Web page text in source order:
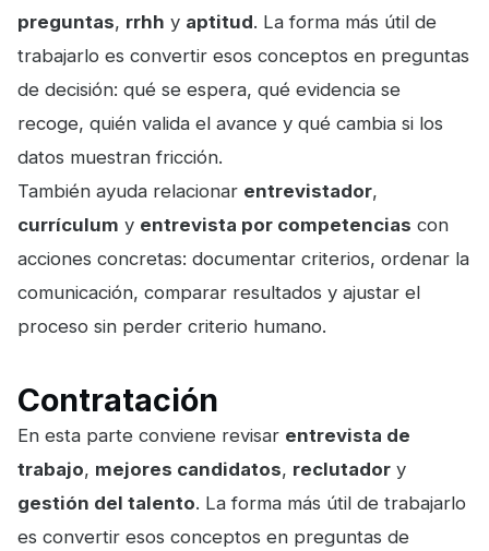
preguntas, rrhh y aptitud. La forma más útil de
trabajarlo es convertir esos conceptos en preguntas
de decisión: qué se espera, qué evidencia se
recoge, quién valida el avance y qué cambia si los
datos muestran fricción.
También ayuda relacionar entrevistador,
currículum y entrevista por competencias con
acciones concretas: documentar criterios, ordenar la
comunicación, comparar resultados y ajustar el
proceso sin perder criterio humano.
Contratación
En esta parte conviene revisar entrevista de
trabajo, mejores candidatos, reclutador y
gestión del talento. La forma más útil de trabajarlo
es convertir esos conceptos en preguntas de